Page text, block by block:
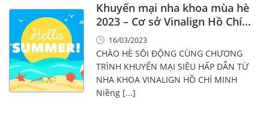
Khuyến mại nha khoa mùa hè
2023 – Cơ sở Vinalign Hồ Chí
Minh16/03/2023
CHÀO HÈ SÔI ĐỘNG CÙNG CHƯƠNG
TRÌNH KHUYẾN MẠI SIÊU HẤP DẪN TỪ
NHA KHOA VINALIGN HỒ CHÍ MINH
Niềng [...]